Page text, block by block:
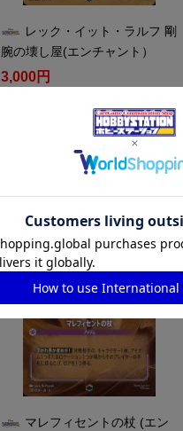
レック・イット・ラルフ 剛
腕の壊し屋(エンチャント）
3,000円
買取カートに入れる
DL-JA06-210-EC
マレフィセントの杖 (エン